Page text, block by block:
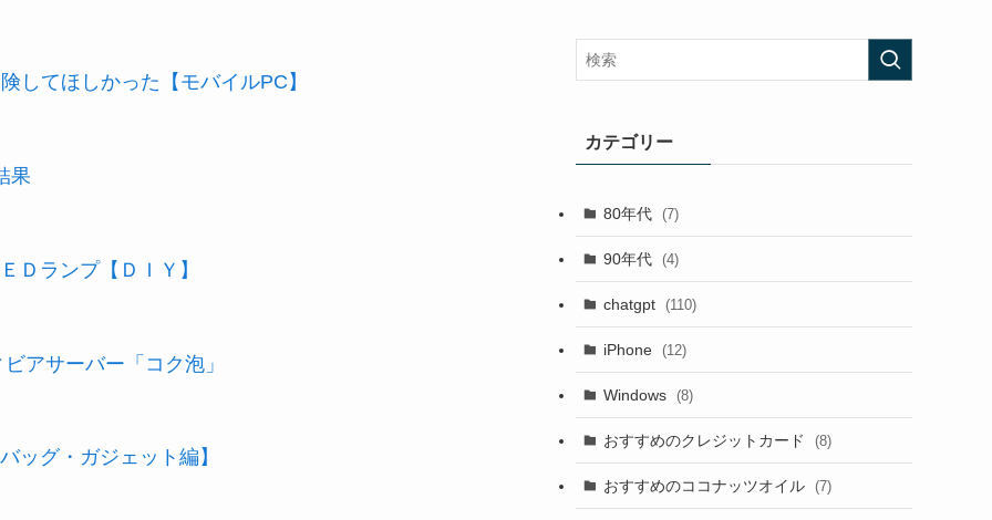
してほしかった【モバイルPC】
果
Ｄランプ【ＤＩＹ】
アサーバー「コク泡」
ッグ・ガジェット編】
カテゴリー
80年代 (7)
90年代 (4)
chatgpt (110)
iPhone (12)
Windows (8)
おすすめのクレジットカード (8)
おすすめのココナッツオイル (7)